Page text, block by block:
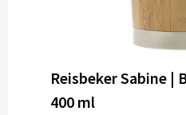
Reisbeker Sabine |
400 ml